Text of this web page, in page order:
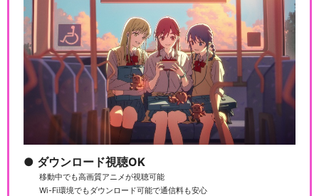
ルパン三世TVSP #07 ハリマ
オの財宝を追…
ルパン三世TVSP #08 トワイ
ダウンロード視聴OK
移動中でも高画質アニメが視聴可能
Wi-Fi環境でもダウンロード可能で通信料も安心